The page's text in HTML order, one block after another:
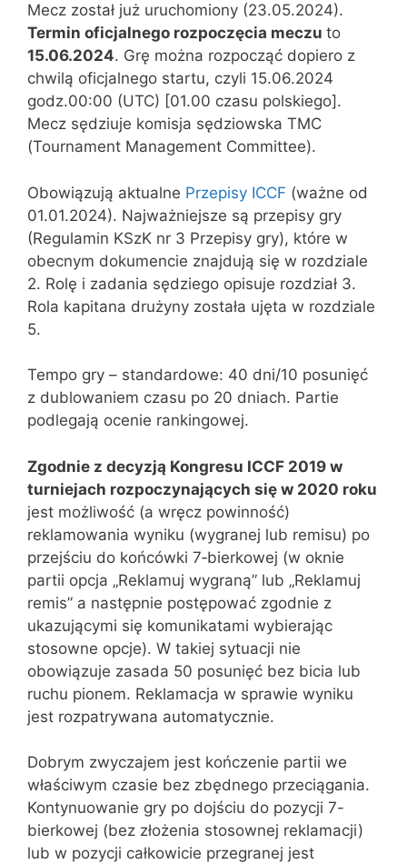
Mecz został już uruchomiony (23.05.2024).
Termin oficjalnego rozpoczęcia meczu to
15.06.2024. Grę można rozpocząć dopiero z
chwilą oficjalnego startu, czyli 15.06.2024
godz.00:00 (UTC) [01.00 czasu polskiego].
Mecz sędziuje komisja sędziowska TMC
(Tournament Management Committee).
Obowiązują aktualne Przepisy ICCF (ważne od
01.01.2024). Najważniejsze są przepisy gry
(Regulamin KSzK nr 3 Przepisy gry), które w
obecnym dokumencie znajdują się w rozdziale
2. Rolę i zadania sędziego opisuje rozdział 3.
Rola kapitana drużyny została ujęta w rozdziale
5.
Tempo gry – standardowe: 40 dni/10 posunięć
z dublowaniem czasu po 20 dniach. Partie
podlegają ocenie rankingowej.
Zgodnie z decyzją Kongresu ICCF 2019 w
turniejach rozpoczynających się w 2020 roku
jest możliwość (a wręcz powinność)
reklamowania wyniku (wygranej lub remisu) po
przejściu do końcówki 7‑bierkowej (w oknie
partii opcja „Reklamuj wygraną” lub „Reklamuj
remis” a następnie postępować zgodnie z
ukazującymi się komunikatami wybierając
stosowne opcje). W takiej sytuacji nie
obowiązuje zasada 50 posunięć bez bicia lub
ruchu pionem. Reklamacja w sprawie wyniku
jest rozpatrywana automatycznie.
Dobrym zwyczajem jest kończenie partii we
właściwym czasie bez zbędnego przeciągania.
Kontynuowanie gry po dojściu do pozycji 7-
bierkowej (bez złożenia stosownej reklamacji)
lub w pozycji całkowicie przegranej jest